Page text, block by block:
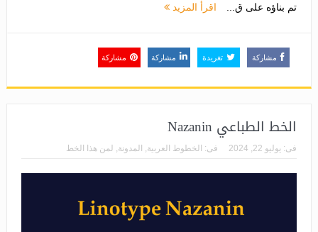
تم بناؤه على ق...
اقرأ المزيد
مشاركة تغريدة مشاركة مشاركة
الخط الطباعي Nazanin
فى: يوليو 22, 2024 فى: الخطوط العربية, المدونة, لمن هذا الخط